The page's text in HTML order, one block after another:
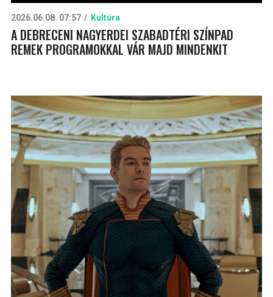
2026.06.08. 07:57 Kultúra
A DEBRECENI NAGYERDEI SZABADTÉRI SZÍNPAD
REMEK PROGRAMOKKAL VÁR MAJD MINDENKIT